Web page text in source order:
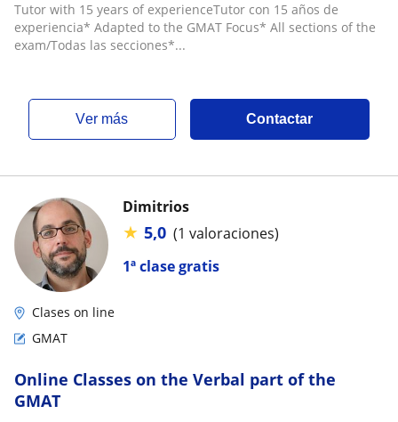
Tutor with 15 years of experienceTutor con 15 años de
experiencia* Adapted to the GMAT Focus* All sections of the
exam/Todas las secciones*...
ver más Contactar
1ª clase gratis
Dimitrios
★ 5,0 (1 valoraciones)
Clases on line
GMAT
Online Classes on the Verbal part of the
GMAT